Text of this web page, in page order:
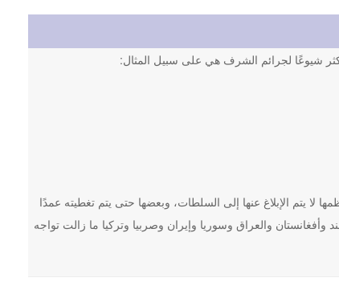
شيوعًا لجرائم الشرف هي على سبيل المثال:
إلى 100,000 جريمة شرف سنويًا، وأن معظمها لا يتم الإبلاغ عنها إلى السلطات، وبعضها حتى يتم تغطيته عمدًا
والعراق وسوريا وإيران وصربيا وتركيا ما زالت تواجه